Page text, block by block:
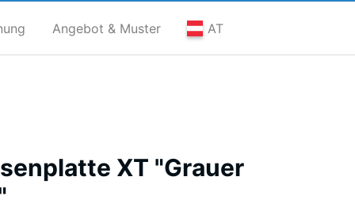
Angebot & Muster AT
XT "Grauer